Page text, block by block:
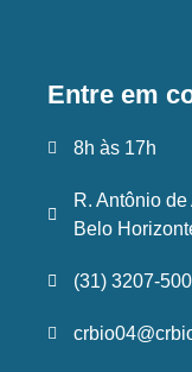
Entre em
8h às 17h
R. Antônio
Belo
(31) 3207-